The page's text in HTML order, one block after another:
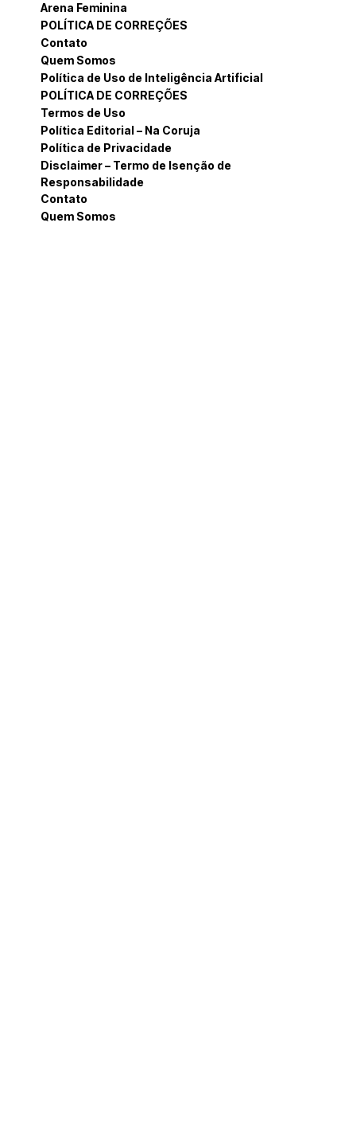
Arena Feminina
POLÍTICA DE CORREÇÕES
Contato
Quem Somos
Política de Uso de Inteligência Artificial
POLÍTICA DE CORREÇÕES
Termos de Uso
Política Editorial – Na Coruja
Política de Privacidade
Disclaimer – Termo de Isenção de
Responsabilidade
Contato
Quem Somos